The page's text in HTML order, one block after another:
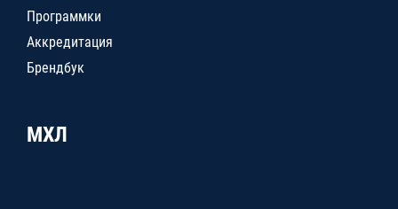
Программки
Аккредитация
Брендбук
МХЛ